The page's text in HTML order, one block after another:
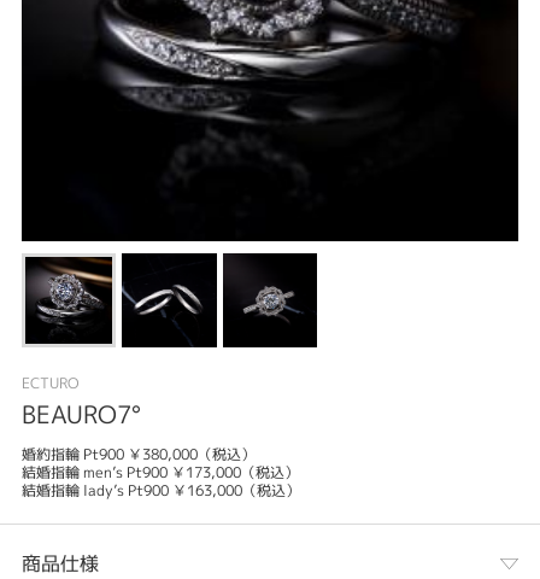
ECTURO
BEAURO7°
婚約指輪 Pt900 ￥380,000（税込）
結婚指輪 men’s Pt900 ￥173,000（税込）
結婚指輪 lady’s Pt900 ￥163,000（税込）
商品仕様